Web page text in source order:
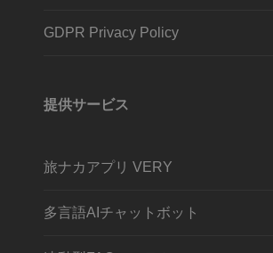
GDPR Privacy Policy
提供サービス
旅ナカアプリ VERY
多言語AIチャットボット